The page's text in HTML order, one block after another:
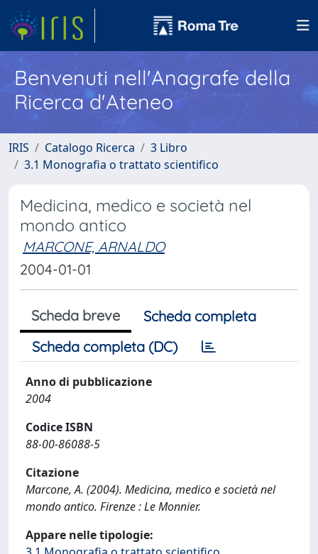
Benvenuti nell'Anagrafe della
Ricerca d'Ateneo
IRIS Catalogo Ricerca
3 Libro
3.1 Monografia o trattato scientifico
Medicina, medico e società nel
mondo antico
MARCONE, ARNALDO
2004-01-01
Scheda breve
Scheda completa
Scheda completa (DC)
Anno di pubblicazione
2004
Codice ISBN
88-00-86088-5
Citazione
Marcone, A. (2004). Medicina, medico e società nel
mondo antico. Firenze : Le Monnier.
Appare nelle tipologie: